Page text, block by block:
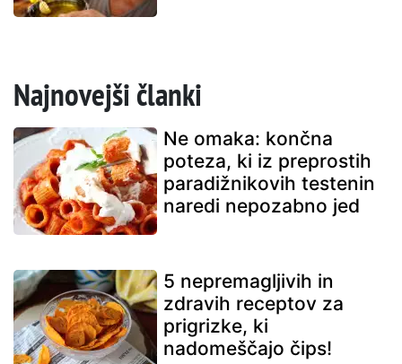
Najnovejši članki
Ne omaka: končna
poteza, ki iz preprostih
paradižnikovih testenin
naredi nepozabno jed
5 nepremagljivih in
zdravih receptov za
prigrizke, ki
nadomeščajo čips!